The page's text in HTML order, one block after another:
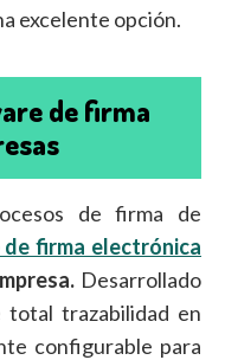
excelente opción.
de firma
de firma de
firma electrónica
Desarrollado
trazabilidad en
configurable para